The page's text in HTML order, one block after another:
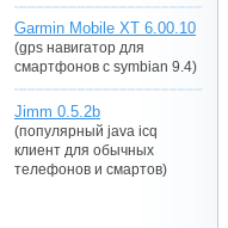
Garmin Mobile XT 6.00.10
(gps навигатор для
смартфонов с symbian 9.4)
Jimm 0.5.2b
(популярный java icq
клиент для обычных
телефонов и смартов)